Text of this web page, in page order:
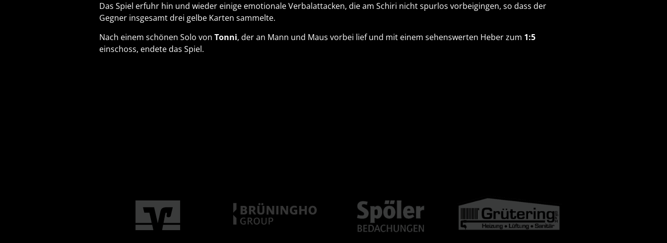
Das Spiel erfuhr hin und wieder einige emotionale Verbalattacken, die am Schiri nicht spurlos vorbeigingen, so dass der
Gegner insgesamt drei gelbe Karten sammelte.
Nach einem schönen Solo von Tonni, der an Mann und Maus vorbei lief und mit einem sehenswerten Heber zum 1:5
einschoss, endete das Spiel.